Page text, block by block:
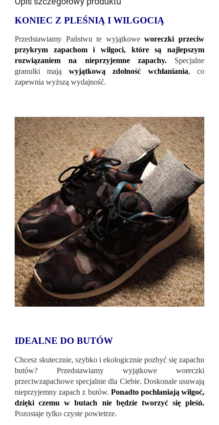
KONIEC Z PLEŚNIĄ I WILGOCIĄ
Przedstawiamy Państwu te wyjątkowe woreczki przeciw
przykrym zapachom i wilgoci, które są najlepszym
rozwiązaniem na nieprzyjemne zapachy.Specjalne
granulki mają wyjątkową zdolność wchłaniania, co
zapewnia wyższą wydajność.
IDEALNE DO BUTÓW
Chcesz skutecznie, szybko i ekologicznie pozbyć się zapachu
butów? Przedstawiamy wyjątkowe woreczki
przeciwzapachowe specjalnie dla Ciebie. Doskonale usuwają
nieprzyjemny zapach z butów. Ponadto pochłaniają wilgoć,
dzięki czemu w butach nie będzie tworzyć się pleśń.
Pozostaje tylko czyste powietrze.